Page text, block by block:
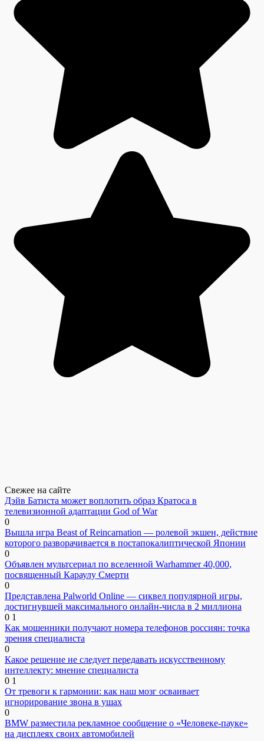
Свежее на сайте
Дэйв Батиста может воплотить образ Кратоса в
телевизионной адаптации God of War
0
Вышла игра Beast of Reincarnation — ролевой экшен, действие
которого разворачивается в постапокалиптической Японии
0
Объявлен мультсериал по вселенной Warhammer 40,000,
посвященный Караулу Смерти
0
Представлена Palworld Online — сиквел популярной игры,
достигнувшей максимального онлайн-числа в 2 миллиона
0 1
Как мошенники получают номера телефонов россиян: точка
зрения специалиста
0
Какое решение не следует передавать искусственному
интеллекту: мнение специалиста
0 1
От тревоги к гармонии: как наш мозг осваивает
игнорирование звона в ушах
0
BMW разместила рекламное сообщение о «Человеке-пауке»
на дисплеях своих автомобилей